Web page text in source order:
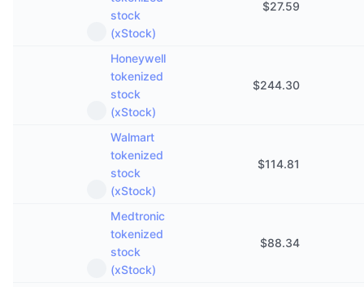
stock
(xStock)
$27.59
Honeywell
tokenized
stock
(xStock)
$244.30
Walmart
tokenized
stock
(xStock)
$114.81
Medtronic
tokenized
stock
(xStock)
$88.34